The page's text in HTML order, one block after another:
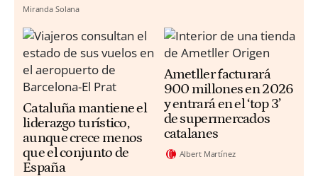
Miranda Solana
Cataluña mantiene el
liderazgo turístico,
aunque crece menos
que el conjunto de
España
Ametller facturará
900 millones en 2026
y entrará en el ‘top 3’
de supermercados
catalanes
Albert Martínez